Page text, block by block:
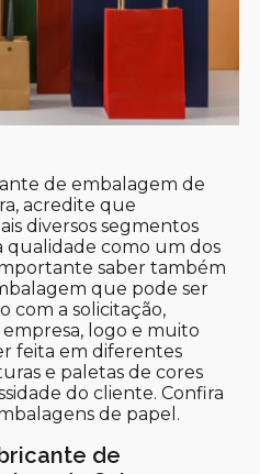
de embalagem de
acredite que
diversos segmentos
qualidade como um dos
saber também
que pode ser
com a solicitação,
logo e muito
feita em diferentes
e paletas de cores
do cliente. Confira
de papel.
de